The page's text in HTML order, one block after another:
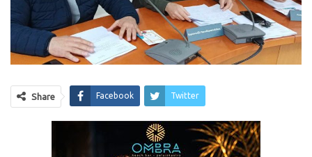
Share Facebook Twitter